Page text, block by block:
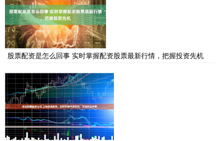
股票配资是怎么回事 实时掌握配资股票最新行情，把握投资先机